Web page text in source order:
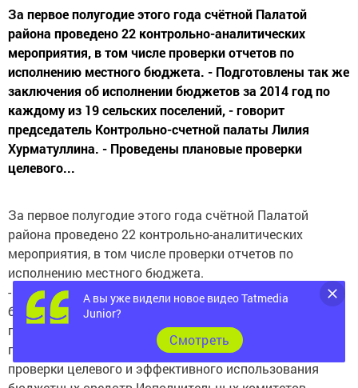
За первое полугодие этого года счётной Палатой
района проведено 22 контрольно-аналитических
мероприятия, в том числе проверки отчетов по
исполнению местного бюджета. - Подготовлены так же
заключения об исполнении бюджетов за 2014 год по
каждому из 19 сельских поселений, - говорит
председатель Контрольно-счетной палаты Лилия
Хурматуллина. - Проведены плановые проверки
целевого...
За первое полугодие этого года счётной Палатой
района проведено 22 контрольно-аналитических
мероприятия, в том числе проверки отчетов по
исполнению местного бюджета.
- Подготовлены так же заключения об исполнении
бюджетов за 2014 год по каждому из 19 сельских
поселений, - говорит председатель Контрольно-счетной
палаты Лилия Хурматуллина. - Проведены плановые
проверки целевого и эффективного использования
А вы уже видели новое видео Tatmedia
Junior?
Cмотреть